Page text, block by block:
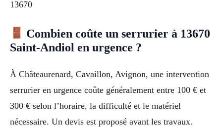
13670
Combien coûte un serrurier à 13670
Saint-Andiol en urgence ?
À Châteaurenard, Cavaillon, Avignon, une intervention
serrurier en urgence coûte généralement entre 100 € et
300 € selon l’horaire, la difficulté et le matériel
nécessaire. Un devis est proposé avant les travaux.